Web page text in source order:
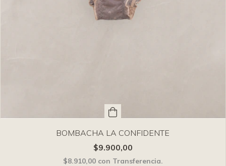
BOMBACHA LA CONFIDENTE
$9.900,00
$8.910,00 con Transferencia.